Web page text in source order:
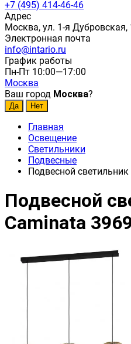
+7 (495) 414-46-46
Адрес
Москва, ул. 1-я Дубровская,
Электронная почта
info@intario.ru
График работы
Пн-Пт 10:00—17:00
Москва
Ваш город Москва?
Главная
Освещение
Светильники
Подвесные
Подвесной
Подвесной
Caminata